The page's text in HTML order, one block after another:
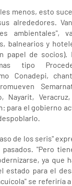
menos, esto
alrededores.
ambientales",
balnearios y
papel de socios).
tipo
Conadepi,
Nayarit,
para el gobierno
de los seris"
"Pero
ya que
estado para el
se referiría